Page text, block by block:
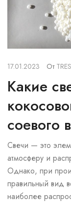
17.01.2023 От
Какие
соевого
Свечи — это
атмосферу и
Однако, при
правильный вид
наиболее